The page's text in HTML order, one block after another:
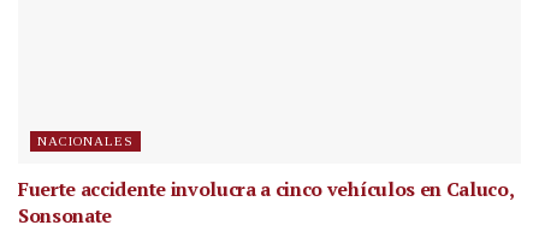
NACIONALES
Fuerte accidente involucra a cinco vehículos en Caluco,
Sonsonate